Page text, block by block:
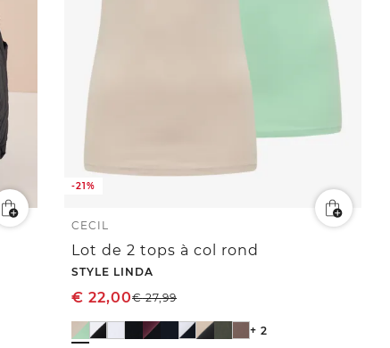
-21%
CECIL
Lot de 2 tops à col rond
STYLE LINDA
€ 22,00€27,99
+ 2